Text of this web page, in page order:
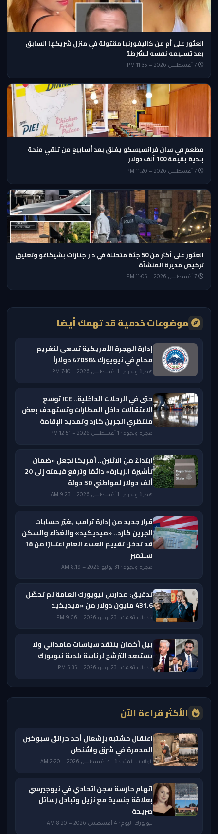
العثور على أم من كاليفورنيا مقتولة في منزل شريكها السابق
بعد تسليمه نفسه للشرطة
مطعم في سان فرانسيسكو يغلق بعد أسابيع من تلقي منحة
بلدية بقيمة 100 ألف دولار
العثور على أكثر من 50 جثة متحللة في دار جنازات بشيكاغو وتعليق
ترخيص مديرة المنشأة
موضوعات خدمية قد تهمك أيضًا
إدارة الهجرة الأمريكية تسعى لتغريم
محامٍ في نيويورك 470584 دولاراً
هجرة ولجوء · 1 أغسطس 2026 — 7:10 PM
حتى في الرحلات الداخلية.. ICE توسع
الاعتقالات داخل المطارات وتستهدف بعض
منتظري الجرين كارد وتمديد الإقامة
هجرة ولجوء · 1 أغسطس 2026 — 12:51 PM
ابتداءً من الاثنين.. أمريكا تجعل «ضمان
تأشيرة الزيارة» دائمًا وترفع قيمته إلى 20
ألف دولار لمواطني 50 دولة
هجرة ولجوء · 1 أغسطس 2026 — 9:23 AM
قرار جديد من إدارة ترامب يغيّر حسابات
الجرين كارد.. «ميديكيد» والغذاء والسكن
قد تدخل تقييم العبء العام اعتبارًا من 18
سبتمبر
هجرة ولجوء · 31 يوليو 2026 — 8:19 AM
تدقيق: مدارس نيويورك العامة لم تحصّل
431.6 مليون دولار من «ميديكيد
خدمات تهمك · 23 يوليو 2026 — 9:06 PM
بيل أكمان ينتقد سياسات مامداني ولا
يستبعد الترشح لرئاسة بلدية نيويورك
خدمات تهمك · 23 يوليو 2026 — 5:35 PM
الأكثر قراءة الآن
اعتقال مشتبه بإشعال أحد حرائق سبوكين
المدمرة في شرق واشنطن
الولايات المتحدة · 4 أغسطس 2026 — 2:20 AM
اتهام حارسة سجن اتحادي في نيوجيرسي
بعلاقة جنسية مع نزيل وتبادل رسائل
صريحة
نيويورك اليوم · 4 أغسطس 2026 — 8:20 AM